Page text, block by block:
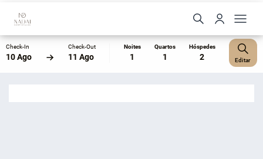
Check-In
10 Ago
Check-Out
11 Ago
Noites
1
Quartos
1
Hóspedes
2 Editar